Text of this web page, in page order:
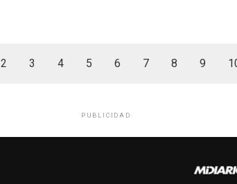
2 3 4 5 6 7 8 9
PUBLICIDAD